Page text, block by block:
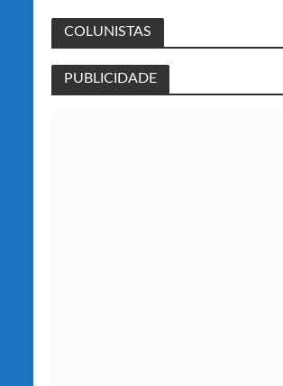
COLUNISTAS
PUBLICIDADE